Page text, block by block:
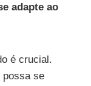
adapte ao
é crucial.
possa se